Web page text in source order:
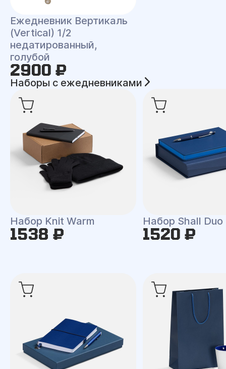
Ежедневник Вертикаль
(Vertical) 1/2
недатированный,
голубой
2900 ₽
Наборы с ежедневниками
Набор Knit Warm
1538 ₽
Набор Shall Duo
1520 ₽